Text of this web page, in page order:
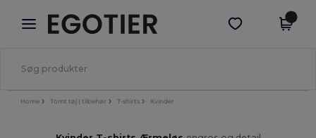
× Egotier-app
Bedre priser i appen!
Hent app
Home Tomt tøj | tilbehør T-shirts Kvinder